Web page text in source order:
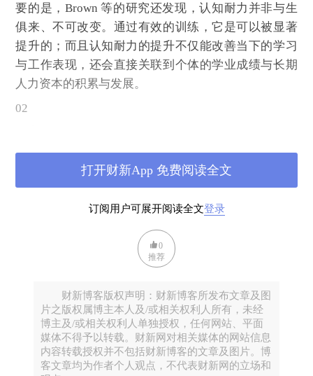
要的是，Brown 等的研究还发现，认知耐力并非与生
俱来、不可改变。通过有效的训练，它是可以被显著
提升的；而且认知耐力的提升不仅能改善当下的学习
与工作表现，还会直接关联到个体的学业成绩与长期
人力资本的积累与发展。
02
现有研究表明，在全球范围内，贫困群体在实际生活
中比富裕群体更易出现认知疲劳的现象，同时贫困儿
景，本文作者采用了两项全球性的考试数据
——“TIMSS”（覆盖50多个国家的四年级学生）
和“PISA”（覆盖60多个国家15岁的学生）——以阐
明“认知耐力”这一概念的现实重要性。这两类考试每
科约30分钟、时间充裕，跳题和未做完比例很低；更
关键的是，试题顺序对不同学生是随机的。利用试题
顺序的随机性，作者将同一道题在试卷前半部分与后
半部分的正确率进行对比，从而评估随作答时间推移
是否会出现认知耐力下降的现象（表现为正确率下
订阅用户可展开阅读全文登录
打开财新App 免费阅读全文
0
推荐
财新博客版权声明：财新博客所发布文章及图
片之版权属博主本人及/或相关权利人所有，未经
博主及/或相关权利人单独授权，任何网站、平面
媒体不得予以转载。财新网对相关媒体的网站信息
内容转载授权并不包括财新博客的文章及图片。博
客文章均为作者个人观点，不代表财新网的立场和